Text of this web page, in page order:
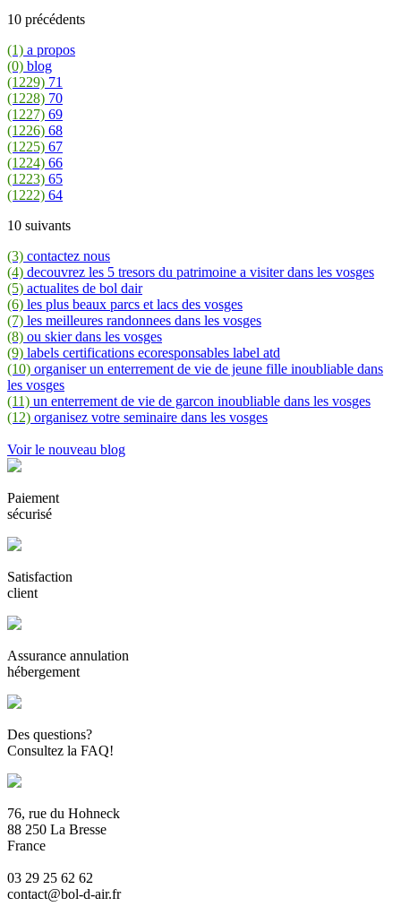
10 précédents
(1) a propos
(0) blog
(1229) 71
(1228) 70
(1227) 69
(1226) 68
(1225) 67
(1224) 66
(1223) 65
(1222) 64
10 suivants
(3) contactez nous
(4) decouvrez les 5 tresors du patrimoine a visiter dans les vosges
(5) actualites de bol dair
(6) les plus beaux parcs et lacs des vosges
(7) les meilleures randonnees dans les vosges
(8) ou skier dans les vosges
(9) labels certifications ecoresponsables label atd
(10) organiser un enterrement de vie de jeune fille inoubliable dans
les vosges
(11) un enterrement de vie de garcon inoubliable dans les vosges
(12) organisez votre seminaire dans les vosges
Voir le nouveau blog
Paiement
sécurisé
Satisfaction
client
Assurance annulation
hébergement
Des questions?
Consultez la FAQ!
76, rue du Hohneck
88 250 La Bresse
France
03 29 25 62 62
contact@bol-d-air.fr